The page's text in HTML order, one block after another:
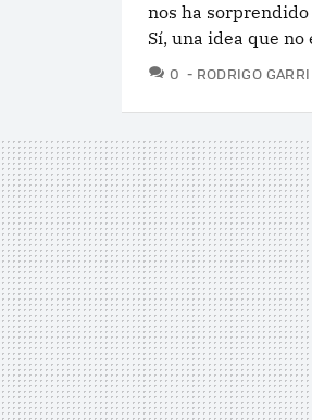
nos ha
Sí, una idea que no
0 COMENTARIOS
RODRIGO